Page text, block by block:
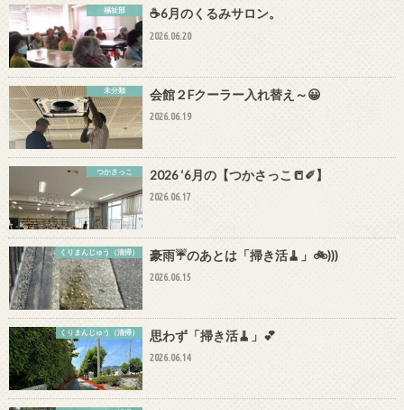
福祉部 ☕6月のくるみサロン。
2026.06.20
未分類 会館２Fクーラー入れ替え～😀
2026.06.19
つかさっこ 2026 ‘6月の【つかさっこ📒✐】
2026.06.17
くりまんじゅう（清掃） 豪雨☔のあとは「掃き活🧹」🚲)))
2026.06.15
くりまんじゅう（清掃） 思わず「掃き活🧹」💕
2026.06.14